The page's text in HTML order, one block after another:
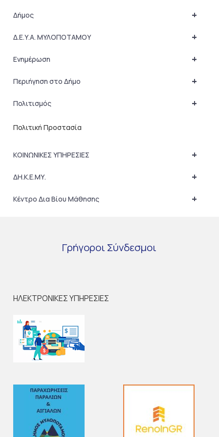
+
Δήμος
+
Δ.Ε.Υ.Α. ΜΥΛΟΠΟΤΑΜΟΥ
+
Ενημέρωση
+
Περιήγηση στο Δήμο
+
Πολιτισμός
Πολιτική Προστασία
+
ΚΟΙΝΩΝΙΚΕΣ ΥΠΗΡΕΣΙΕΣ
+
ΔΗ.Κ.Ε.ΜΥ.
+
Κέντρο Δια Βίου Μάθησης
Γρήγοροι Σύνδεσμοι
ΗΛΕΚΤΡΟΝΙΚΕΣ ΥΠΗΡΕΣΙΕΣ